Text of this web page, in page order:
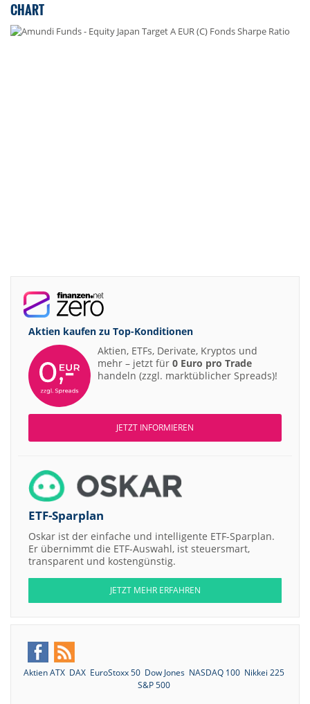
CHART
Aktien kaufen zu Top-Konditionen
Aktien, ETFs, Derivate, Kryptos und
mehr – jetzt für 0 Euro pro Trade
handeln (zzgl. marktüblicher Spreads)!
JETZT INFORMIEREN
ETF-Sparplan
Oskar ist der einfache und intelligente ETF-Sparplan.
Er übernimmt die ETF-Auswahl, ist steuersmart,
transparent und kostengünstig.
JETZT MEHR ERFAHREN
Aktien ATX DAX EuroStoxx 50 Dow Jones NASDAQ 100 Nikkei 225
S&P 500